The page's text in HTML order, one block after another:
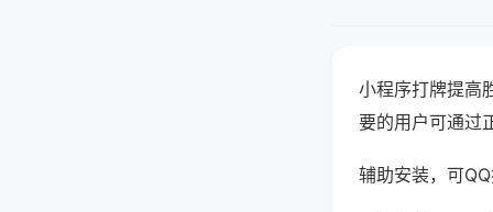
小程序打牌提高
要的用户可通过
辅助安装，可